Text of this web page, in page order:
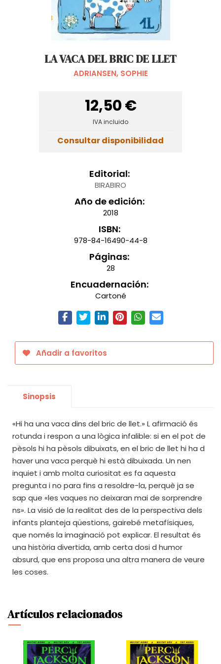
LA VACA DEL BRIC DE LLET
ADRIANSEN, SOPHIE
12,50 €
IVA incluido
Consultar disponibilidad
Editorial:
BIRABIRO
Año de edición:
2018
ISBN:
978-84-16490-44-8
Páginas:
28
Encuadernación:
Cartoné
Añadir a favoritos
Sinopsis
«Hi ha una vaca dins del bric de llet.» L afirmació és
rotunda i respon a una lògica infalible: si en el pot de
pèsols hi ha pèsols dibuixats, en el bric de llet hi ha d
haver una vaca perquè hi està dibuixada. Un nen
inquiet i amb molta curiositat es fa aquesta
pregunta i no para fins a resoldre-la, perquè ja se
sap que «les vaques no deixaran mai de sorprendre
ns». La visió de la realitat des de la perspectiva dels
infants planteja qüestions, gairebé metafísiques,
que només la imaginació pot explicar. El resultat és
una història divertida, amb certa dosi d humor
absurd, que ens proposa una altra manera de veure
les coses.
Artículos relacionados